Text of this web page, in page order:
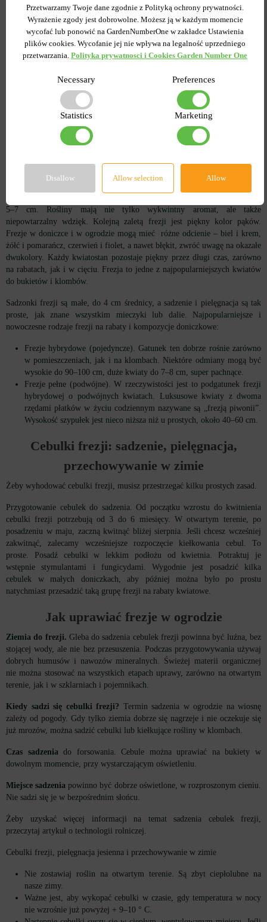
pielęgnacji niż nasze tradycyjne faworyty. Spędziwszy trochę czasu na ich
zimowym przechowywaniu, w swoim ogrodzie wyhodujesz prawdziwego
ogrodniczego arystokratę, godnego ozdobienia nawet najbardziej
wykwintnego ogrodu kwiatowego.
Frezja (Freesia) – ozdobne byliny bulwiaste, które latem kwitną w
ogrodzie i ozdabiają rabaty kwiatowe nawet przez 30–45 dni. Przy uprawie
cebulek w pojemnikach i szklarniach kwitnienie następuje po około 2,5–3
miesiącach od posadzenia. Jak wygląda kwiat frezja? Początkowo z
cebulki wyrasta wiązka wąskich, błyszczących, liniowych liści o wysokości
osiągnąć 60 cm, a nawet 100 cm (patrz opisy i zdjęcia). Pełne wdzięku
kwiaty w kształcie lejek mają niepowtarzalny, rozpoznawalny aromat,
5–7 cm. Rośliny mają nie tylko wykwintny aromat, ale także
niepowtarzalny wdzięk. Kolejną zaletą frezji jest piękny kolor pąków.
Frezje w doniczce i w ogrodzie mogą mieć różne odcienie – biel i krem,
żółć i pomarańcz, czerwień i fiolet, a nawet błękit, zwróć uwagę na okazałe
dwukolory. Każdy kwiatostan pozostaje piękny przez długi czas, zarówno
na rabatach, jak i w cięciu. Frezja to jedne z najpopularniejszych kwiatów
do bukietów i klombów.
Sadzonki frezji są małe, do 4 cm średnicy, a sadzenie i pielęgnacja są tak
proste, jak znane wszystkim mieczyki lub dalie. Najpopularniejsze i
nowoczesne rodzaje frezji na rabaty i kompozycje doniczkowe:
Frezje hybrydowe (pojedyncze). Gatunek ten dobrze rośnie zarówno
w pomieszczeniach, jak i na klombach. Niektóre odmiany mogą być
wysokie do 90–100 cm, duże kwiaty do 7–8 cm, super pachnące.
Frezje pełne (podwójne). W rzeczywistości jest to podgatunek frezji
hybrydowej o podwójnych kwiatach. Luksusowe kwiaty z dwoma
rzędami płatków w życiu codziennym nazywane są „frezją piwonii”.
Wysokość szypułek jest nieco niższa niż u prostych, około 40–60 cm.
Cebulki frezji: sadzenie, pielęgnacja,
przechowywanie w zimie
Żeby wyhodować cebulki frezji, musisz przestrzegać kilku prostych zasad.
Przygotowanie cebulek do sadzenia. Od początku wzrostu do kwitnienia
cebulki frezji potrzebują od 3 do 6 miesięcy. W otwartym terenie, po
posadzeniu w maju, zaczną kwitnąć bliżej sierpnia. Jeśli chcesz wcześniej
zakwitnąć, zalecamy wcześniejsze rozpoczęcie kiełkowania cebul. To
proste. Posadź cebulki w lekkim podłożu od kwietnia. Potraktuj je
wstępnie stymulantami i fungicydami. Wygodnie jest posadzić kilka
cebulek w małych doniczkach, aby później można było po prostu
natychmiast przesadzić taką grupę frezji na rabaty kwiatowe.
Jak uprawiać frezje w ogrodzie
Ziemia do frezji. Gleba do sadzenia cebulek frezji powinna być luźna, bez
stojącej wody, ale nie bez przesuszenia. Podczas przygotowywania używaj
dobrych humusów i nawozów mineralnych. Świeżej materii organicznej
nie można stosować na wszystkich etapach uprawy, zarówno na otwartym
terenie, jak i w szklarniach i pojemnikach.
Kiedy sadzi się cebulki frezji? Termin sadzenia w ogrodzie na wiosnę
zależy od pogody. Gdy tylko ziemia dobrze się nagrzeje i nie oczekuje się
już mrozów, można sadzić cebulki lub kiełkujące rośliny w klombach.
Czas sadzeniado forsowania. Cebule można uprawiać na bukiety w
dowolnym momencie, przy wystarczającym oświetleniu.
Miejsce sadzenia powinno być dobrze oświetlone, w rozproszonym cieniu.
Nie sadzi się je w bezpośrednim słońcu.
Żeby uzyskać więcej informacji na temat sadzenia cebulek frezji,
przeczytaj artykuł o technologii rolniczej.
Cebulki frezji, pielęgnacja jesienna i przechowywanie w zimie
Nie zostawiaj roślin na otwartym terenie. Są zbyt ciepłolubne na
nasze zimy.
Ważne jest, aby wykopać cebulki w czasie, gdy temperatura w nocy
nie wzrośnie już powyżej + 9–10 ° C.
Przetwarzamy Twoje dane zgodnie z Polityką ochrony prywatności.
Wyrażenie zgody jest dobrowolne. Możesz ją w każdym momencie
wycofać lub ponowić na GardenNumberOne w zakładce Ustawienia
plików cookies. Wycofanie jej nie wpływa na legalność uprzedniego
przetwarzania. Polityka prywatnosci i Cookies Garden Number One
Necessary Preferences
Statistics Marketing
Disallow Allow selection Allow